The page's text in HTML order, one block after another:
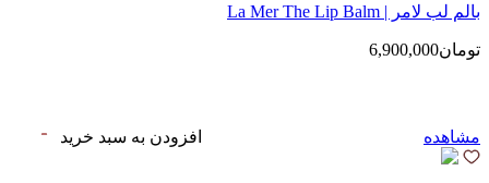
بالم لب لامر | La Mer The Lip Balm
تومان6,900,000
مشاهده افزودن به سبد خرید